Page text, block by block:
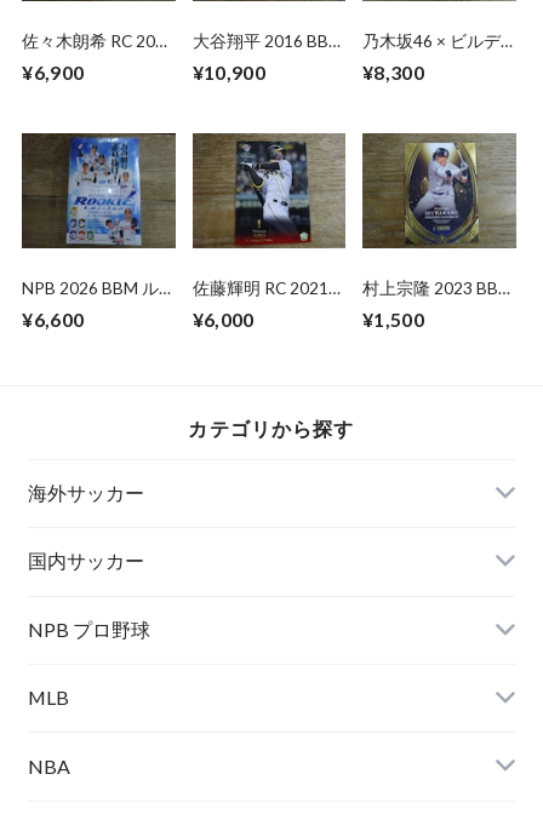
佐々木朗希 RC 2020
¥6,900
大谷翔平 2016 BBM
利】
¥10,900
乃木坂46 × ビルデ
トレーディングカー
¥8,300
NPB 2026 BBM ル
未開封 BOX
¥6,600
佐藤輝明 RC 2021
ン
¥6,000
村上宗隆 2023 BBM
¥1,500
カテゴリから探す
海外サッカー
国内サッカー
NPB プロ野球
MLB
NBA